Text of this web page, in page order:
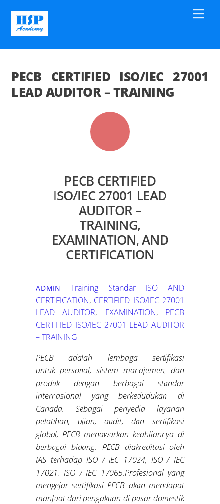
content
PECB CERTIFIED ISO/IEC 27001
LEAD AUDITOR – TRAINING
PECB CERTIFIED
ISO/IEC 27001 LEAD
AUDITOR –
TRAINING,
EXAMINATION, AND
CERTIFICATION
ADMIN Training Standar ISO
AND
CERTIFICATION, CERTIFIED ISO/IEC 27001
LEAD AUDITOR, EXAMINATION, PECB
CERTIFIED ISO/IEC 27001 LEAD AUDITOR
– TRAINING
PECB adalah lembaga sertifikasi
untukpersonal, sistem manajemen, dan
produk dengan berbagai standar
internasional yang berkedudukan di
Canada.
Sebagai penyedia layanan
pelatihan, ujian, audit, dan sertifikasi
global, PECB menawarkan keahliannya di
berbagai bidang. PECB diakreditasi oleh
IAS terhadap ISO / IEC 17024, ISO / IEC
17021, ISO / IEC 17065.Profesional yang
mengejar sertifikasi PECB akan mendapat
manfaat dari pengakuan di pasar domestik